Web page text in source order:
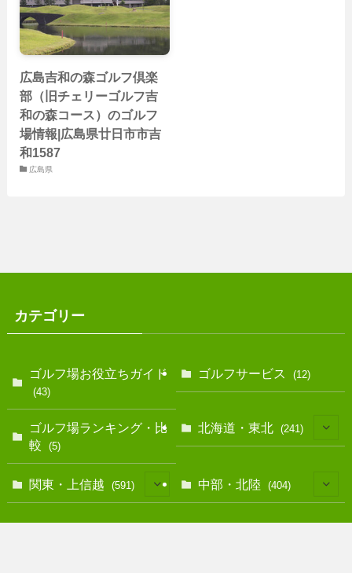
広島吉和の森ゴルフ倶楽
部（旧チェリーゴルフ吉
和の森コース）のゴルフ
場情報|広島県廿日市市吉
和1587
広島県
カテゴリー
ゴルフ場お役立ちガイド
(43)
ゴルフサービス (12)
ゴルフ場ランキング・比
較
(5)
北海道・東北 (241)
関東・上信越 (591) 中部・北陸 (404)